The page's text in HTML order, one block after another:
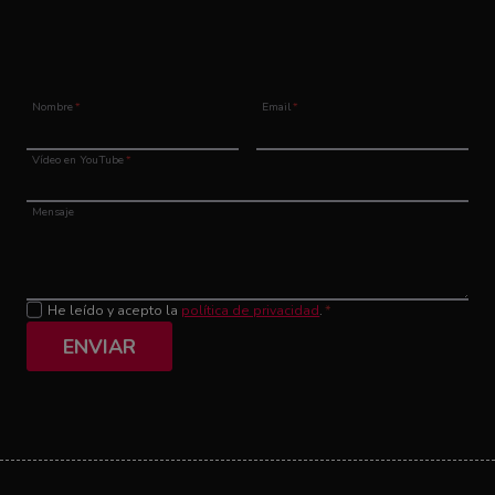
Nombre* Email*
Vídeo en YouTube*
Mensaje
He leído y acepto la política de privacidad. *
ENVIAR